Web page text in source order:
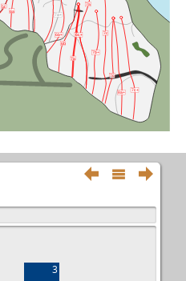
7c+
8a+
7c
7c
7b+
7a
6b
7a+
6a
5c
7a
6c+
6b+
  
3